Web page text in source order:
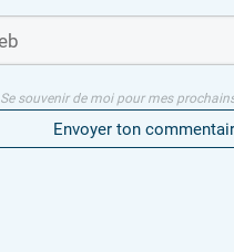
Se souvenir de moi pour mes
Envoyer ton